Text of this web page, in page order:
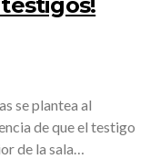
se plantea al
de que el testigo
de la sala…